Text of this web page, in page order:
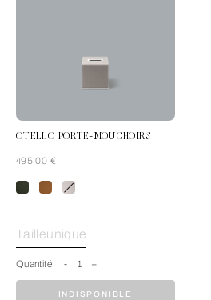
OTELLO PORTE-MOUCHOIRS
495,00 €
Tailleunique
Quantité - 1 +
INDISPONIBLE